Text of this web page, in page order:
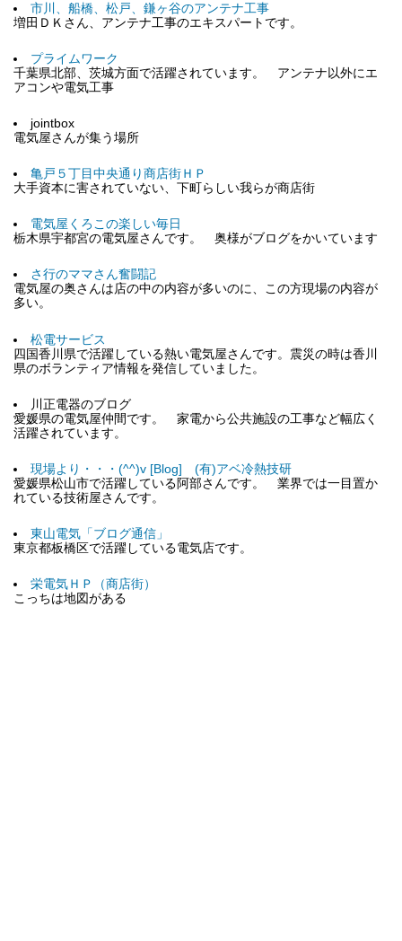
市川、船橋、松戸、鎌ヶ谷のアンテナ工事
増田ＤＫさん、アンテナ工事のエキスパートです。
プライムワーク
千葉県北部、茨城方面で活躍されています。 アンテナ以外にエ
アコンや電気工事
jointbox
電気屋さんが集う場所
亀戸５丁目中央通り商店街ＨＰ
大手資本に害されていない、下町らしい我らが商店街
電気屋くろこの楽しい毎日
栃木県宇都宮の電気屋さんです。 奥様がブログをかいています
さ行のママさん奮闘記
電気屋の奥さんは店の中の内容が多いのに、この方現場の内容が
多い。
松電サービス
四国香川県で活躍している熱い電気屋さんです。震災の時は香川
県のボランティア情報を発信していました。
川正電器のブログ
愛媛県の電気屋仲間です。 家電から公共施設の工事など幅広く
活躍されています。
現場より・・・(^^)v [Blog] (有)アベ冷熱技研
愛媛県松山市で活躍している阿部さんです。 業界では一目置か
れている技術屋さんです。
東山電気「ブログ通信」
東京都板橋区で活躍している電気店です。
栄電気ＨＰ（商店街）
こっちは地図がある